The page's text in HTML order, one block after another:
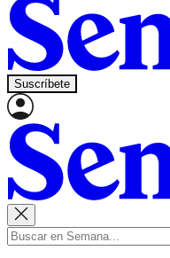
Suscríbete